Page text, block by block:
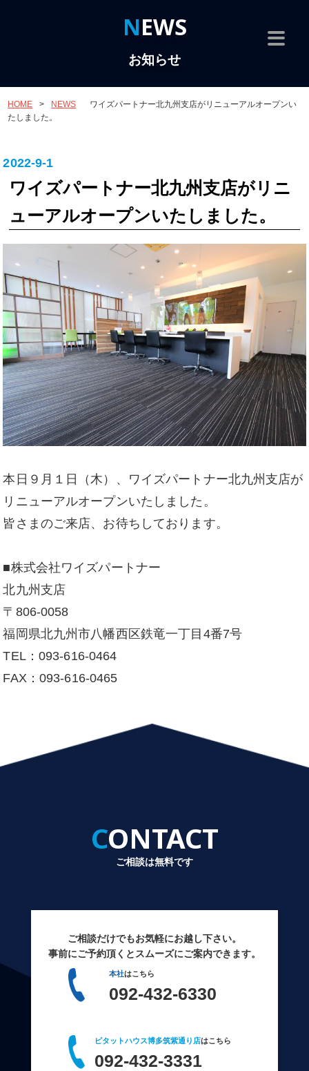
NEWS
お知らせ
HOME > NEWS
ワイズパートナー北九州支店がリニューアルオープンい
たしました。
2022-9-1
ワイズパートナー北九州支店がリニ
ューアルオープンいたしました。
本日９月１日（木）、ワイズパートナー北九州支店が
リニューアルオープンいたしました。
皆さまのご来店、お待ちしております。
■株式会社ワイズパートナー
北九州支店
〒806-0058
福岡県北九州市八幡西区鉄竜一丁目4番7号
TEL：093-616-0464
FAX：093-616-0465
CONTACT
ご相談は無料です
ご相談だけでもお気軽にお越し下さい。
事前にご予約頂くとスムーズにご案内できます。
本社はこちら
092-432-6330
ピタットハウス博多筑紫通り店はこちら
092-432-3331